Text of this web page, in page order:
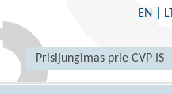
EN LT
Prisijungimas prie CVP IS